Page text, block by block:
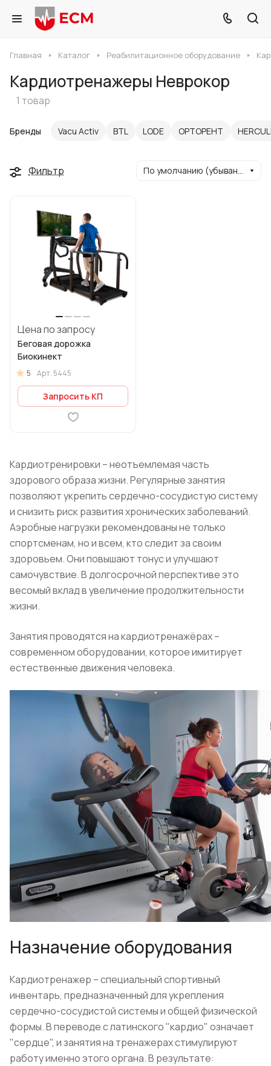
Главная Каталог Реабилитационное оборудование
Кардиотренажеры Неврокор
1 товар
Бренды Vacu Activ BTL LODE ОРТОРЕНТ
Фильтр По умолчанию (убывание)
Цена по запросу
Беговая дорожка
Биокинект
5 Арт. 5445
Запросить КП
Кардиотренировки – неотъемлемая часть
здорового образа жизни. Регулярные занятия
позволяют укрепить сердечно-сосудистую систему
и снизить риск развития хронических заболеваний.
Аэробные нагрузки рекомендованы не только
спортсменам, но и всем, кто следит за своим
здоровьем. Они повышают тонус и улучшают
самочувствие. В долгосрочной перспективе это
весомый вклад в увеличение продолжительности
жизни.
Занятия проводятся на кардиотренажёрах –
современном оборудовании, которое имитирует
естественные движения человека.
Назначение оборудования
Кардиотренажер – специальный спортивный
инвентарь, предназначенный для укрепления
сердечно-сосудистой системы и общей физической
формы. В переводе с латинского "кардио" означает
"сердце", и занятия на тренажерах стимулируют
работу именно этого органа. В результате: